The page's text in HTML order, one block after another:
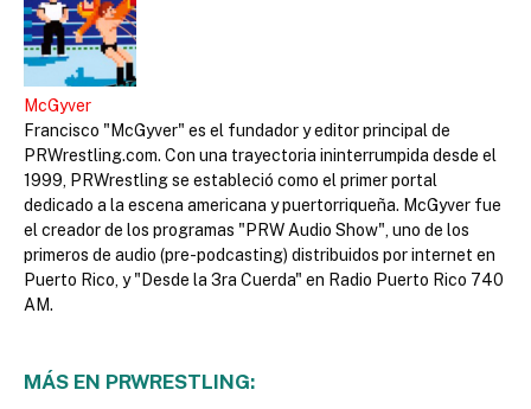
McGyver
Francisco "McGyver" es el fundador y editor principal de
PRWrestling.com. Con una trayectoria ininterrumpida desde el
1999, PRWrestling se estableció como el primer portal
dedicado a la escena americana y puertorriqueña. McGyver fue
el creador de los programas "PRW Audio Show", uno de los
primeros de audio (pre-podcasting) distribuidos por internet en
Puerto Rico, y "Desde la 3ra Cuerda" en Radio Puerto Rico 740
AM.
MÁS EN PRWRESTLING: